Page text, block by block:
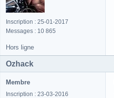
Inscription : 25-01-2017
Messages : 10 865
Hors ligne
Ozhack
Membre
Inscription : 23-03-2016